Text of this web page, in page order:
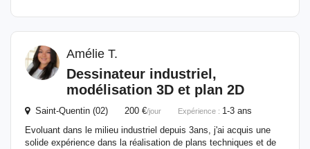
Amélie T.
Dessinateur industriel ,
modélisation 3D et plan 2D
Saint-Quentin (02) 200 €/jour Expérience : 1-3 ans
Evoluant dans le milieu industriel depuis 3ans, j'ai acquis une
solide expérience dans la réalisation de plans techniques et de